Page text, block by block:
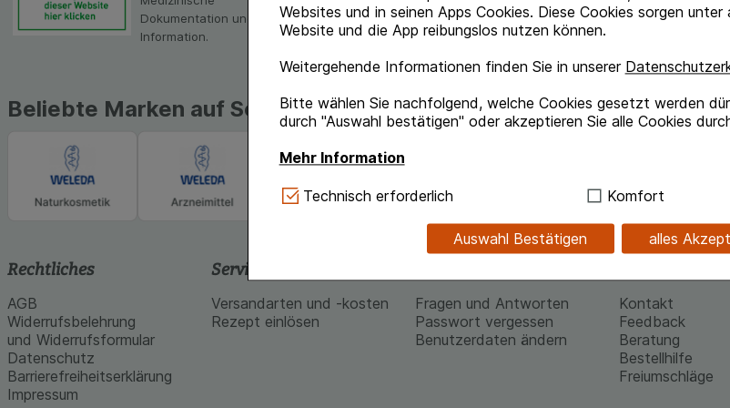
Websites und in seinen Apps Cookies. Diese Cookies sorgen unter
Website und die App reibungslos nutzen können.
Weitergehende Informationen finden Sie in unserer
Bitte wählen Sie nachfolgend, welche Cookies gesetzt werden
durch "Auswahl bestätigen" oder akzeptieren Sie alle Cookies
Mehr Information
Technisch Notwendig:Hierbei handelt es sich um Cookies, die
verzichtet werden kann.
gestalten, beispielsweise für die Wiedererkennung des Besuchers
Verhaltensweisen (z.B. Spracheinstellung) anzupassen. Komfort-
auf Ihre Bedürfnisse zugeschrittene Inhalte anzuzeigen und unser
Hierüber lassen sich Informationen über die
unserer Website sammeln, mit deren Hilfe wir unsere Website
Technisch erforderlich Komfort
Auswahl Bestätigen alles
Dokumentation und
Information.
Beliebte Marken auf Schlossapo.de
Rechtliches
AGB
Widerrufsbelehrung
und Widerrufsformular
Datenschutz
Barrierefreiheitserklärung
Impressum
Service und Info
Versandarten und -kosten
Rezept einlösen
Fragen und Antworten
Passwort vergessen
Benutzerdaten ändern
Kontakt
Feedback
Beratung
Bestellhilfe
Freiumschläge